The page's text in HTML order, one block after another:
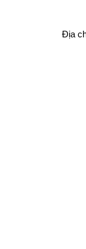
Địa